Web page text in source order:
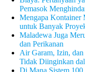
Pemasok
Mengapa Kontainer
untuk Banyak
Maladewa Juga
dan Perikanan
Air Garam, Izin,
Tidak Diinginkan
Di Mana Sistem